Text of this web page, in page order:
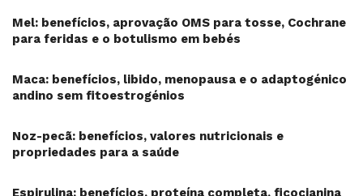
Mel: benefícios, aprovação OMS para tosse, Cochrane
para feridas e o botulismo em bebés
Maca: benefícios, libido, menopausa e o adaptogénico
andino sem fitoestrogénios
Noz-pecã: benefícios, valores nutricionais e
propriedades para a saúde
Espirulina: benefícios, proteína completa, ficocianina